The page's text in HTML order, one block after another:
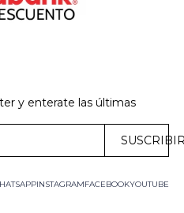
y enterate las últimas
FACEBOOKYOUTUBE
INSTAGRAM